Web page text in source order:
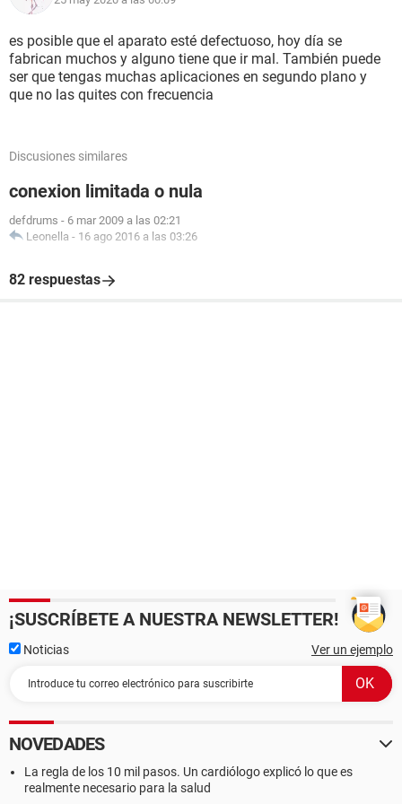
es posible que el aparato esté defectuoso, hoy día se
fabrican muchos y alguno tiene que ir mal. También puede
ser que tengas muchas aplicaciones en segundo plano y
que no las quites con frecuencia
Discusiones similares
conexion limitada o nula
defdrums - 6 mar 2009 a las 02:21
Leonella - 16 ago 2016 a las 03:26
82 respuestas
¡SUSCRÍBETE A NUESTRA NEWSLETTER!
Noticias Ver un ejemplo
NOVEDADES
La regla de los 10 mil pasos. Un cardiólogo explicó lo que es
realmente necesario para la salud